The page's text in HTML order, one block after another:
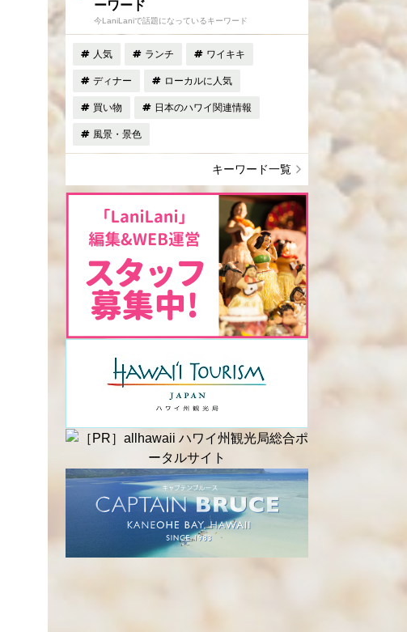
ーワード
今LaniLaniで話題になっているキーワード
人気 ランチ ワイキキ
ディナー ローカルに人気
買い物 日本のハワイ関連情報
風景・景色
キーワード一覧